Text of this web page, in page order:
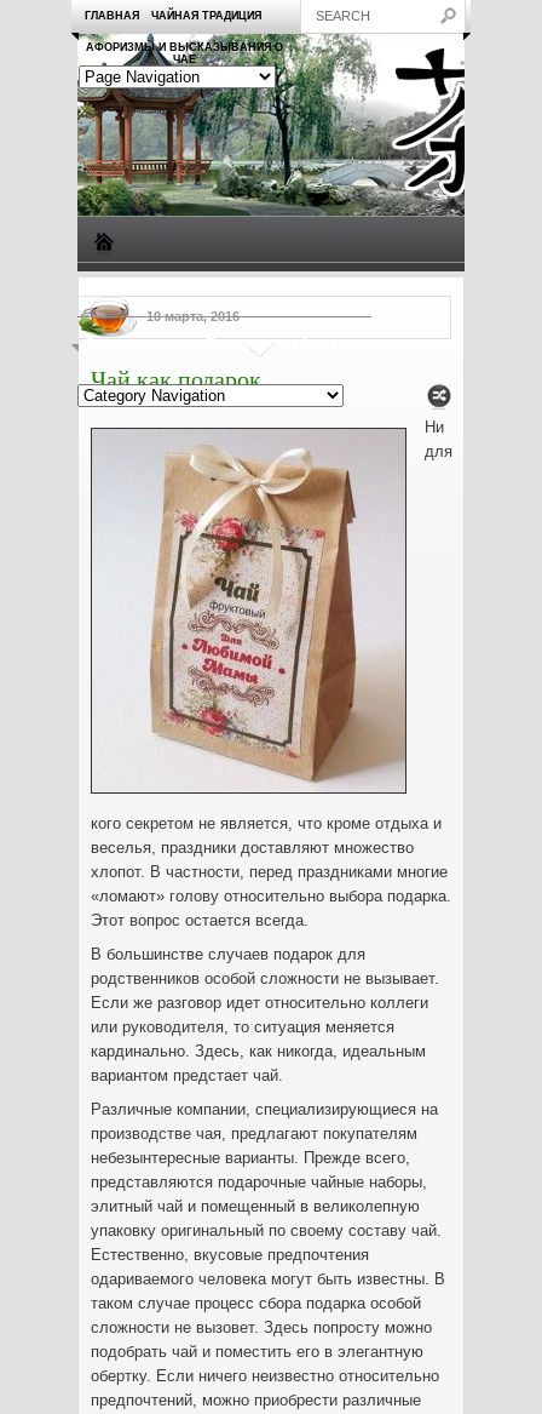
ГЛАВНАЯ ЧАЙНАЯ ТРАДИЦИЯ
АФОРИЗМЫ И ВЫСКАЗЫВАНИЯ О
ЧАЕ
Рецепты с чаем Полезные свойства чая
10 марта, 2016
Чай как подарок
Ни
для
кого секретом не является, что кроме отдыха и
веселья, праздники доставляют множество
хлопот. В частности, перед праздниками многие
«ломают» голову относительно выбора подарка.
Этот вопрос остается всегда.
В большинстве случаев подарок для
родственников особой сложности не вызывает.
Если же разговор идет относительно коллеги
или руководителя, то ситуация меняется
кардинально. Здесь, как никогда, идеальным
вариантом предстает чай.
Различные компании, специализирующиеся на
производстве чая, предлагают покупателям
небезынтересные варианты. Прежде всего,
представляются подарочные чайные наборы,
элитный чай и помещенный в великолепную
упаковку оригинальный по своему составу чай.
Естественно, вкусовые предпочтения
одариваемого человека могут быть известны. В
таком случае процесс сбора подарка особой
сложности не вызовет. Здесь попросту можно
подобрать чай и поместить его в элегантную
обертку. Если ничего неизвестно относительно
предпочтений, можно приобрести различные